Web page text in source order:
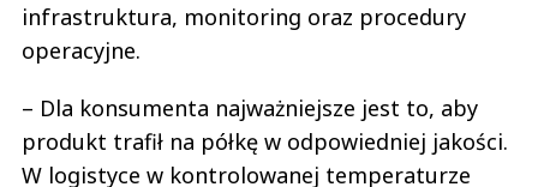
infrastruktura, monitoring oraz procedury
operacyjne.
– Dla konsumenta najważniejsze jest to, aby
produkt trafił na półkę w odpowiedniej jakości.
W logistyce w kontrolowanej temperaturze